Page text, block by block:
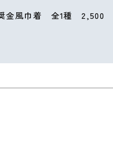
金風巾着 全1種 2,500